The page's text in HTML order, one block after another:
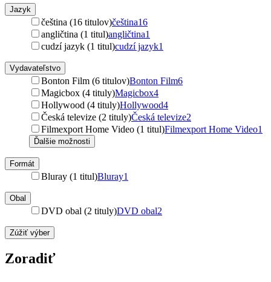
Jazyk
čeština (16 titulov)čeština16
angličtina (1 titul)angličtina1
cudzí jazyk (1 titul)cudzí jazyk1
Vydavateľstvo
Bonton Film (6 titulov)Bonton Film6
Magicbox (4 tituly)Magicbox4
Hollywood (4 tituly)Hollywood4
Česká televize (2 tituly)Česká televize2
Filmexport Home Video (1 titul)Filmexport Home Video1
Ďalšie možnosti
Formát
Bluray (1 titul)Bluray1
Obal
DVD obal (2 tituly)DVD obal2
Zúžiť výber
Zoradiť